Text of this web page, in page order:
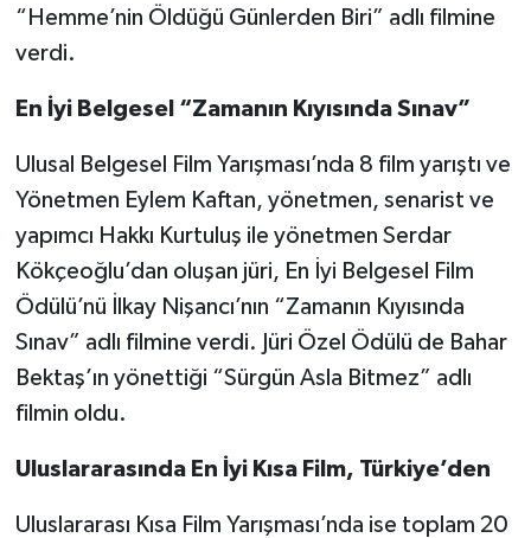
“Hemme’nin Öldüğü Günlerden Biri” adlı filmine
verdi.
En İyi Belgesel “Zamanın Kıyısında Sınav”
Ulusal Belgesel Film Yarışması’nda 8 film yarıştı ve
Yönetmen Eylem Kaftan, yönetmen, senarist ve
yapımcı Hakkı Kurtuluş ile yönetmen Serdar
Kökçeoğlu’dan oluşan jüri, En İyi Belgesel Film
Ödülü’nü İlkay Nişancı’nın “Zamanın Kıyısında
Sınav” adlı filmine verdi. Jüri Özel Ödülü de Bahar
Bektaş’ın yönettiği “Sürgün Asla Bitmez” adlı
filmin oldu.
Uluslararasında En İyi Kısa Film, Türkiye’den
Uluslararası Kısa Film Yarışması’nda ise toplam 20